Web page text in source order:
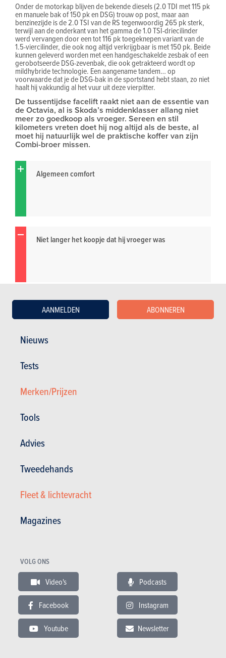
Nieuws
Tests
Merken/Prijzen
Tools
Advies
Tweedehands
Fleet & lichtevracht
Magazines
AANMELDEN ABONNEREN
VOLG ONS
Video's Podcasts
Facebook Instagram
Youtube Newsletter
Onder de motorkap blijven de bekende diesels (2.0 TDI met 115 pk
en manuele bak of 150 pk en DSG) trouw op post, maar aan
benzinezijde is de 2.0 TSI van de RS tegenwoordig 265 pk sterk,
terwijl aan de onderkant van het gamma de 1.0 TSI-driecilinder
werd vervangen door een tot 116 pk toegeknepen variant van de
1.5-viercilinder, die ook nog altijd verkrijgbaar is met 150 pk. Beide
kunnen geleverd worden met een handgeschakelde zesbak of een
gerobotseerde DSG-zevenbak, die ook getrakteerd wordt op
mildhybride technologie. Een aangename tandem… op
voorwaarde dat je de DSG-bak in de sportstand hebt staan, zo niet
haalt hij vakkundig al het vuur uit deze vierpitter.
De tussentijdse facelift raakt niet aan de essentie van
de Octavia, al is Skoda’s middenklasser allang niet
meer zo goedkoop als vroeger. Sereen en stil
kilometers vreten doet hij nog altijd als de beste, al
moet hij natuurlijk wel de praktische koffer van zijn
Combi-broer missen.
Algemeen comfort
Niet langer het koopje dat hij vroeger was
DIESEL
41.440 tot 49.875 € 113 tot 128 g/km
BENZINE 32.950 tot 61.300 € 112 tot 160 g/km
Meer weten